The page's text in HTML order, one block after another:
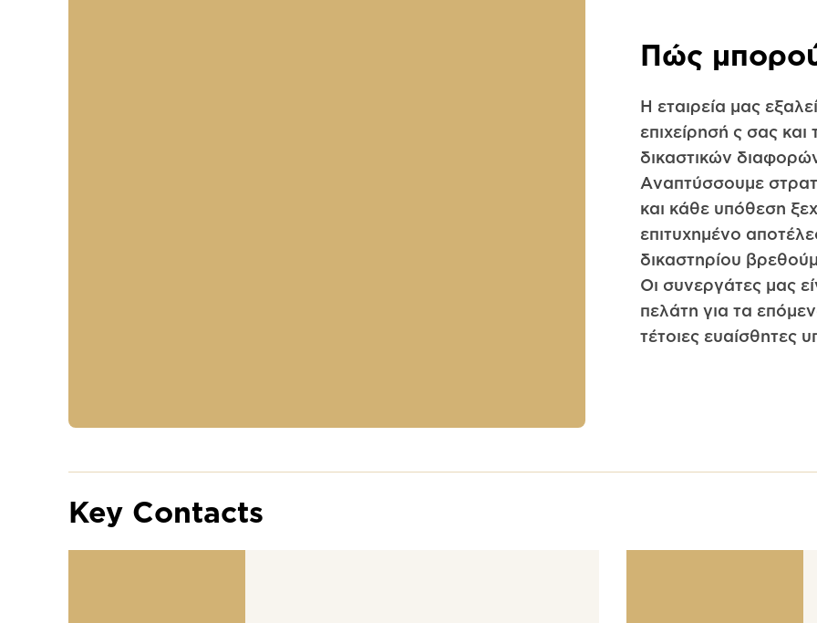
Πώς
Η εταιρεία μας
επιχείρησή ς σας
δικαστικών
Αναπτύσσουμε
και κάθε υπόθεση
επιτυχημένο
δικαστηρίου
Οι συνεργάτες μας
πελάτη για τα
τέτοιες ευαίσθητες
Key Contacts